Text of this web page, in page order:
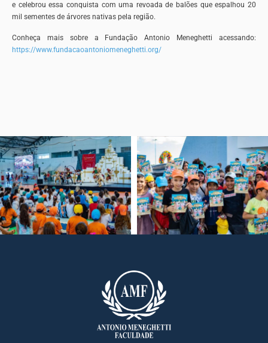
e celebrou essa conquista com uma revoada de balões que espalhou 20
mil sementes de árvores nativas pela região.
Conheça mais sobre a Fundação Antonio Meneghetti acessando:
https://www.fundacaoantoniomeneghetti.org/